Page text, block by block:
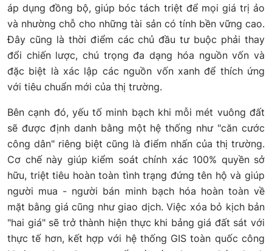
áp dụng đồng bộ, giúp bóc tách triệt để mọi giá trị ảo
và nhường chỗ cho những tài sản có tính bền vững cao.
Đây cũng là thời điểm các chủ đầu tư buộc phải thay
đổi chiến lược, chú trọng đa dạng hóa nguồn vốn và
đặc biệt là xác lập các nguồn vốn xanh để thích ứng
với tiêu chuẩn mới của thị trường.
Bên cạnh đó, yếu tố minh bạch khi mỗi mét vuông đất
sẽ được định danh bằng một hệ thống như "căn cước
công dân" riêng biệt cũng là điểm nhấn của thị trường.
Cơ chế này giúp kiểm soát chính xác 100% quyền sở
hữu, triệt tiêu hoàn toàn tình trạng đứng tên hộ và giúp
người mua - người bán minh bạch hóa hoàn toàn về
mặt bằng giá cũng như giao dịch. Việc xóa bỏ kịch bản
"hai giá" sẽ trở thành hiện thực khi bảng giá đất sát với
thực tế hơn, kết hợp với hệ thống GIS toàn quốc công